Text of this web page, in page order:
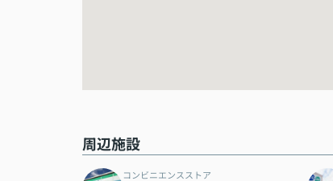
周辺施設
コンビニエンスストア